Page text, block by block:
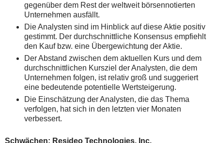
gegenüber dem Rest der weltweit börsennotierten
Unternehmen ausfällt.
Die Analysten sind im Hinblick auf diese Aktie positiv
gestimmt. Der durchschnittliche Konsensus empfiehlt
den Kauf bzw. eine Übergewichtung der Aktie.
Der Abstand zwischen dem aktuellen Kurs und dem
durchschnittlichen Kursziel der Analysten, die dem
Unternehmen folgen, ist relativ groß und suggeriert
eine bedeutende potentielle Wertsteigerung.
Die Einschätzung der Analysten, die das Thema
verfolgen, hat sich in den letzten vier Monaten
verbessert.
Schwächen: Resideo Technologies, Inc.